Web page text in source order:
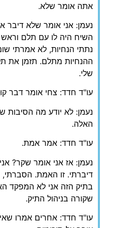
אתה אומר שלא.
נעמן: אני אומר שלא דיבר
השיח היה לו עם תלם וראש
נתתי הנחיות, לא אמרתי
ההנחיות מתלם. תזמן את
שלי.
עו"ד חדד: צחי אומר דבר
נעמן: לא יודע מה
האלה.
עו"ד חדד: אמר אמת.
נעמן: אז אני אומר שקר?
דיברתי. זו האמת.
בתיק הזה אני לא המפקד
שקורה בניהול התיק.
עו"ד חדד: אחרים אמרו